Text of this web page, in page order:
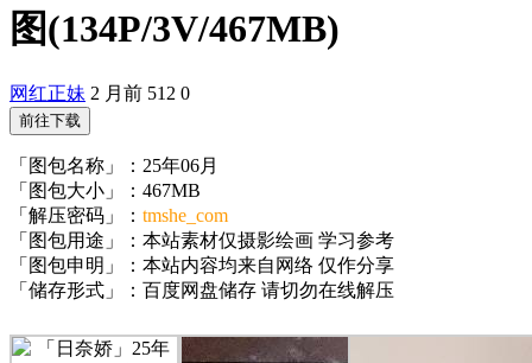
图(134P/3V/467MB)
网红正妹 2 月前 512 0
前往下载
「图包名称」：25年06月
「图包大小」：467MB
「解压密码」： tmshe_com
「图包用途」：本站素材仅摄影绘画 学习参考
「图包申明」：本站内容均来自网络 仅作分享
「储存形式」：百度网盘储存 请切勿在线解压